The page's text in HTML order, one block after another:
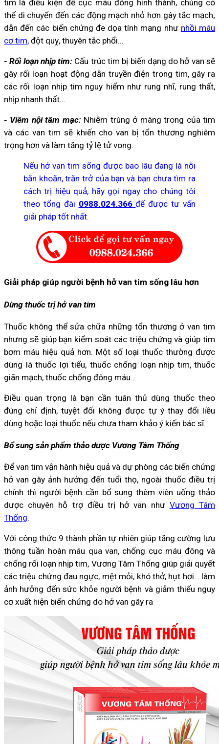
tim là điều kiện để cục máu đông hình thành, chúng có
thể di chuyển đến các động mạch nhỏ hơn gây tắc mạch;
dẫn đến các biến chứng đe dọa tính mạng như nhồi máu
cơ tim, đột quỵ, thuyên tắc phổi…
- Rối loạn nhịp tim: Cấu trúc tim bị biến dạng do hở van sẽ
gây rối loạn hoạt động dẫn truyền điện trong tim, gây ra
các rối loạn nhịp tim nguy hiểm như rung nhĩ, rung thất,
nhịp nhanh thất…
- Viêm nội tâm mạc:Nhiễm trùng ở màng trong của tim
và các van tim sẽ khiến cho van bị tổn thương nghiêm
trọng hơn và làm tăng tỷ lệ tử vong.
Nếu hở van tim sống được bao lâu đang là nỗi
băn khoăn, trăn trở của bạn và bạn chưa tìm ra
cách trị hiệu quả, hãy gọi ngay cho chúng tôi
theo tổng đài 0988.024.366 để được tư vấn
giải pháp tốt nhất.
Giải pháp giúp người bệnh hở van tim sống lâu hơn
Dùng thuốc trị hở van tim
Thuốc không thể sửa chữa những tổn thương ở van tim
nhưng sẽ giúp bạn kiểm soát các triệu chứng và giúp tim
bơm máu hiệu quả hơn. Một số loại thuốc thường được
dùng là thuốc lợi tiểu, thuốc chống loạn nhịp tim, thuốc
giãn mạch, thuốc chống đông máu…
Điều quan trọng là bạn cần tuân thủ dùng thuốc theo
đúng chỉ định, tuyệt đối không được tự ý thay đổi liều
dùng hoặc loại thuốc nếu chưa tham khảo ý kiến bác sĩ.
Bổ sung sản phẩm thảo dược Vương Tâm Thống
Để van tim vận hành hiệu quả và dự phòng các biến chứng
hở van gây ảnh hưởng đến tuổi thọ, ngoài thuốc điều trị
chính thì người bệnh cần bổ sung thêm viên uống thảo
dược chuyên hỗ trợ điều trị hở van như Vương Tâm
Thống.
Với công thức 9 thành phần tự nhiên giúp tăng cường lưu
thông tuần hoàn máu qua van, chống cục máu đông và
chống rối loạn nhịp tim, Vương Tâm Thống giúp giải quyết
các triệu chứng đau ngực, mệt mỏi, khó thở, hụt hơi… làm
ảnh hưởng đến sức khỏe người bệnh và giảm thiểu nguy
cơ xuất hiện biến chứng do hở van gây ra